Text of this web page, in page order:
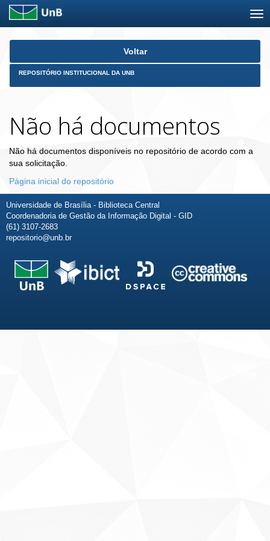
Skip
Voltar
REPOSITÓRIO INSTITUCIONAL DA UNB
Não há documentos
Não há documentos disponíveis no repositório de acordo com a
sua solicitação.
Página inicial do repositório
Universidade de Brasília - Biblioteca Central
Coordenadoria de Gestão da Informação Digital - GID
(61) 3107-2683
repositorio@unb.br